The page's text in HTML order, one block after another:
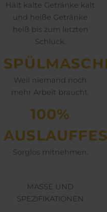
Hält kalte Getränke kalt
und heiße Getränke
heiß bis zum letzten
Schluck.
Weil niemand noch
mehr Arbeit braucht.
100%
Sorglos mitnehmen.
MASSE UND
SPEZIFIKATIONEN